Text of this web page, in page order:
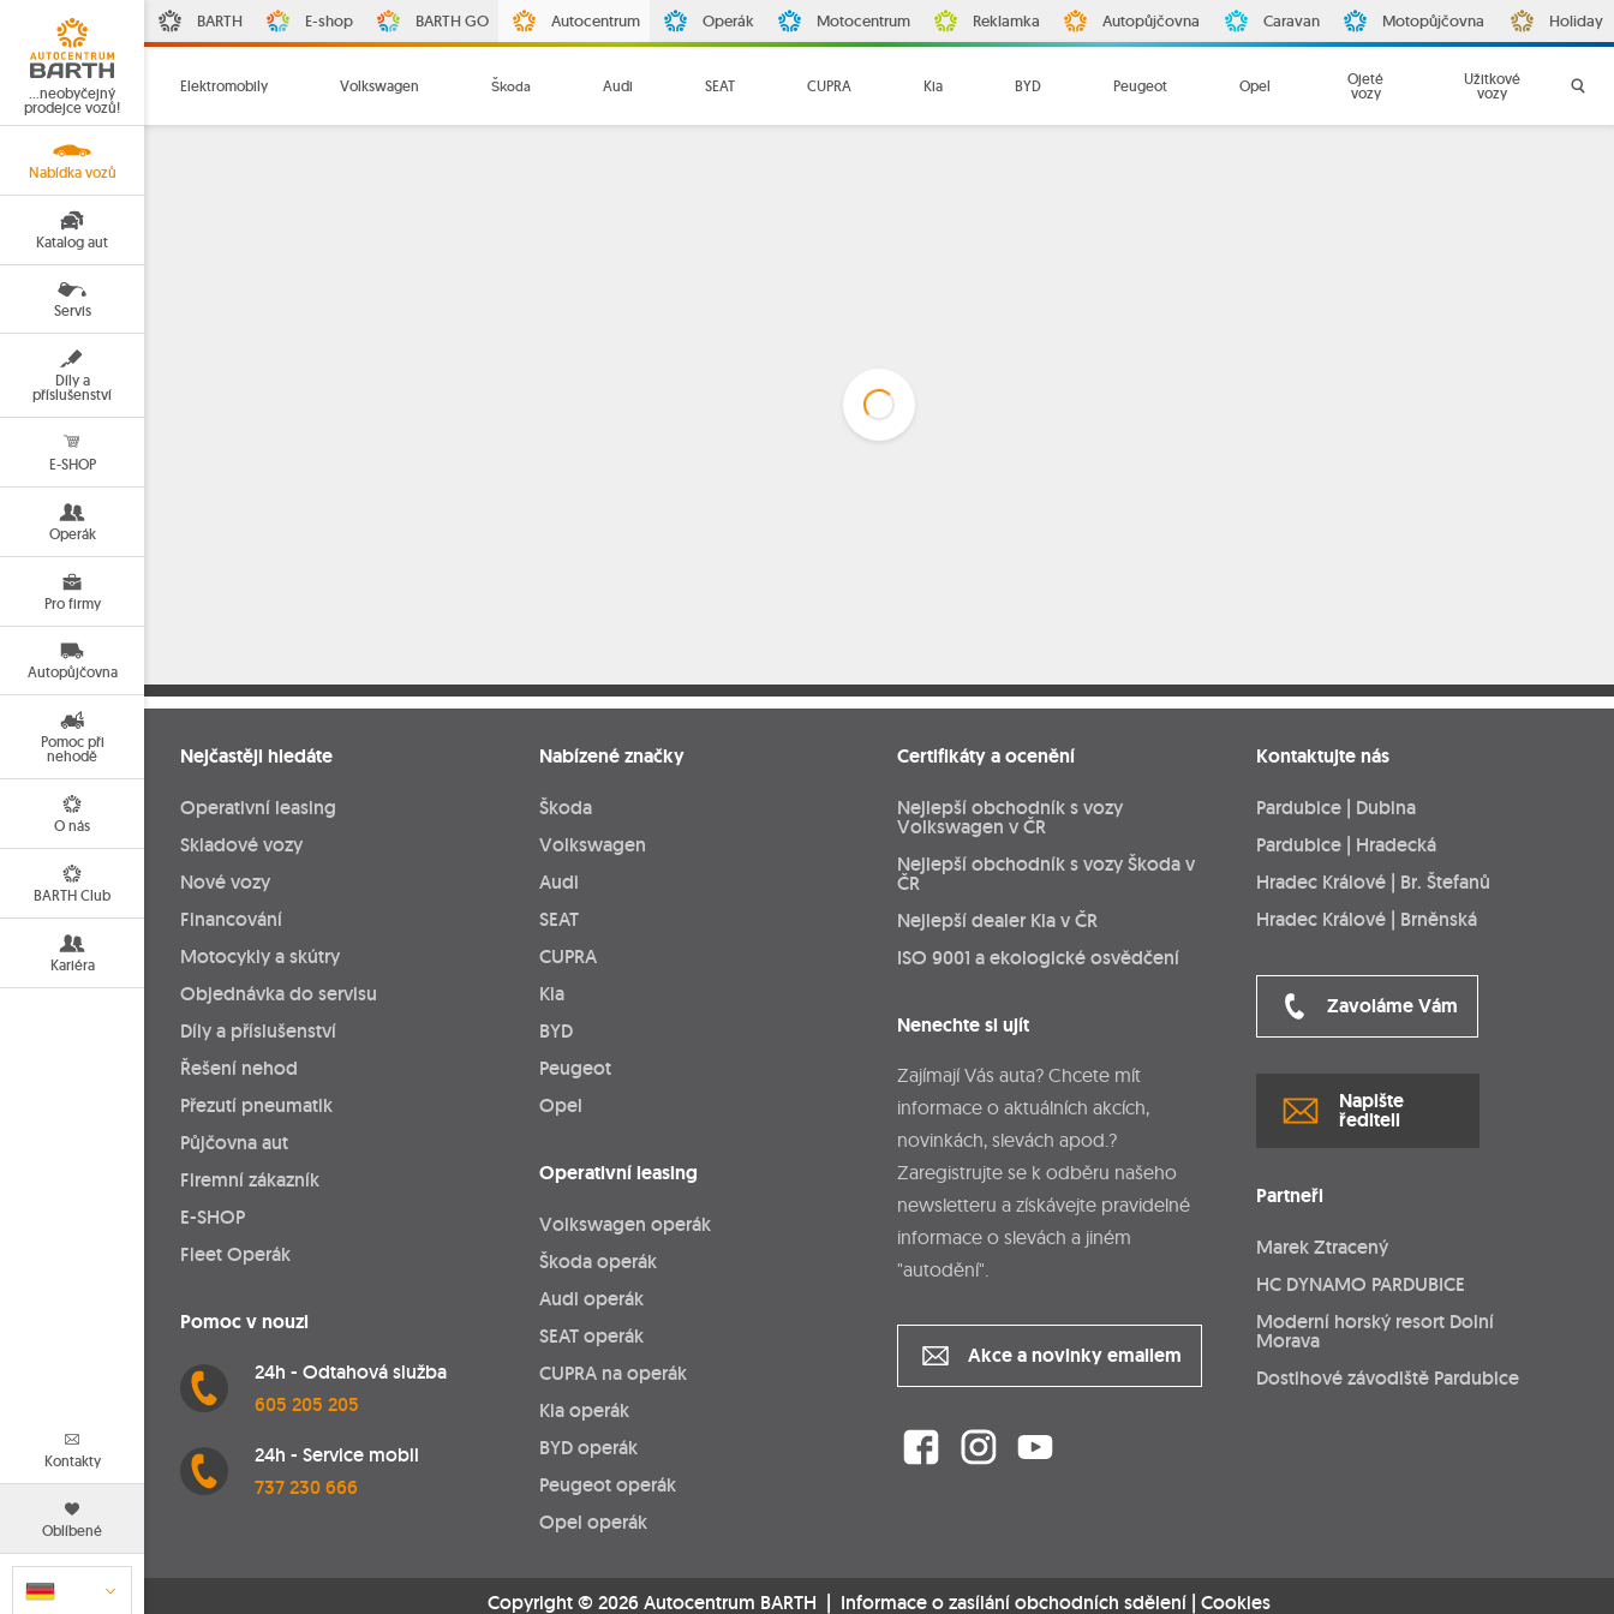
…neobyčejný
prodejce vozů!
Nabídka vozů
Katalog aut
Servis
Díly a
příslušenství
E-SHOP
Operák
Pro firmy
Autopůjčovna
Pomoc při
nehodě
O nás
BARTH Club
Kariéra
Kontakty
Oblíbené
BARTH E-shop BARTH GO Autocentrum Operák Motocentrum Reklamka Autopůjčovna Caravan Motopůjčovna Holiday
Elektromobily Volkswagen Škoda Audi SEAT CUPRA Kia BYD Peugeot Opel
Ojeté
vozy
Užitkové
vozy
Nejčastěji hledáte
Operativní leasing
Skladové vozy
Nové vozy
Financování
Motocykly a skútry
Objednávka do servisu
Díly a příslušenství
Řešení nehod
Přezutí pneumatik
Půjčovna aut
Firemní zákazník
E-SHOP
Fleet Operák
Pomoc v nouzi
24h - Odtahová služba
605 205 205
24h - Service mobil
737 230 666
Nabízené značky
Škoda
Volkswagen
Audi
SEAT
CUPRA
Kia
BYD
Peugeot
Opel
Operativní leasing
Volkswagen operák
Škoda operák
Audi operák
SEAT operák
CUPRA na operák
Kia operák
BYD operák
Peugeot operák
Opel operák
Certifikáty a ocenění
Nejlepší obchodník s vozy
Volkswagen v ČR
Nejlepší obchodník s vozy Škoda v
ČR
Nejlepší dealer Kia v ČR
ISO 9001 a ekologické osvědčení
Nenechte si ujít
Zajímají Vás auta? Chcete mít
informace o aktuálních akcích,
novinkách, slevách apod.?
Zaregistrujte se k odběru našeho
newsletteru a získávejte pravidelné
informace o slevách a jiném
"autodění".
Akce a novinky emailem
Kontaktujte nás
Pardubice | Dubina
Pardubice | Hradecká
Hradec Králové | Br. Štefanů
Hradec Králové | Brněnská
Zavoláme Vám
Napište
řediteli
Partneři
Marek Ztracený
HC DYNAMO PARDUBICE
Moderní horský resort Dolní
Morava
Dostihové závodiště Pardubice
Copyright © 2026 Autocentrum BARTH | Informace o zasílání obchodních sdělení | Cookies